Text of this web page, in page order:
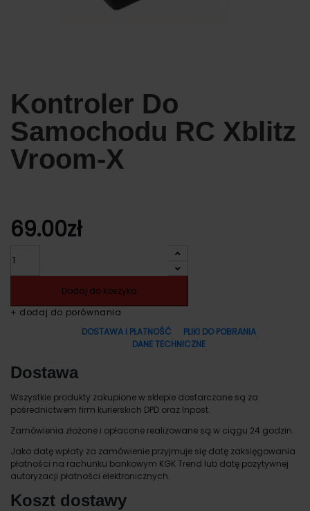
Kontroler Do
Samochodu RC Xblitz
Vroom-X
69.00zł
Dodaj do koszyka
+ dodaj do porównania
DOSTAWA I PŁATNOŚĆ
PLIKI DO POBRANIA
DANE TECHNICZNE
Dostawa
Wszystkie produkty zakupione w sklepie dostarczane są za
pośrednictwem firm kurierskich DPD oraz Inpost.
Zamówienia złożone i opłacone realizowane są w ciągu 24 godzin.
Jako datę wpłaty za zamówienie przyjmuje się datę zaksięgowania
płatności na rachunku bankowym KGK Trend lub datę pozytywnej
autoryzacji płatności elektronicznych.
Koszt dostawy